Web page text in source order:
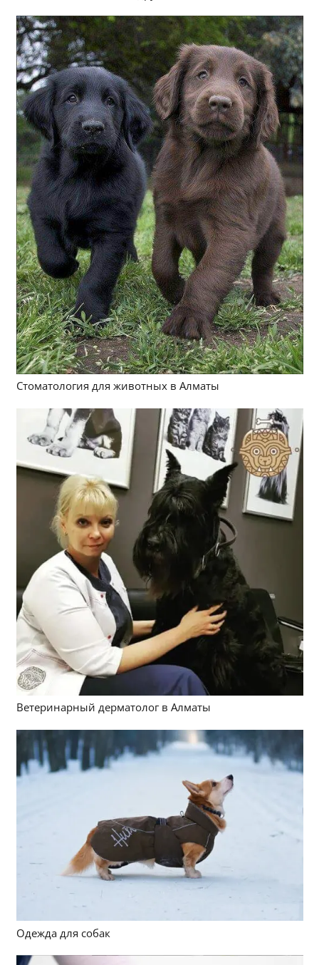
Стоматология для животных в Алматы
Ветеринарный дерматолог в Алматы
Одежда для собак